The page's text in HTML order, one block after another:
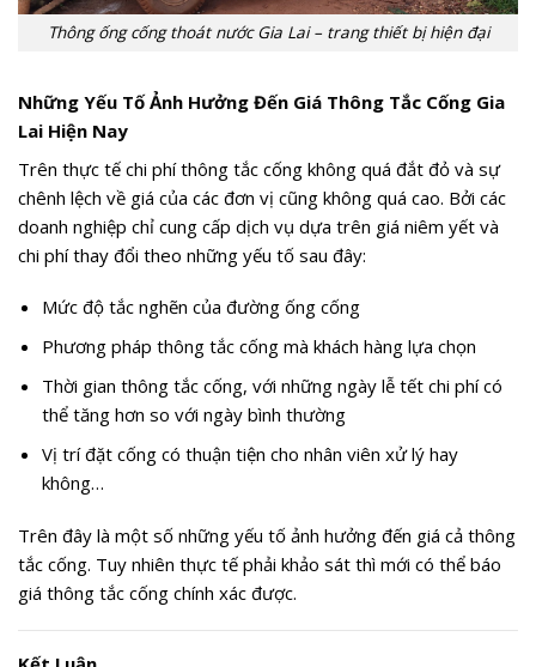
Thông ống cống thoát nước Gia Lai – trang thiết bị hiện đại
Những Yếu Tố Ảnh Hưởng Đến Giá Thông Tắc Cống Gia
Lai Hiện Nay
Trên thực tế chi phí thông tắc cống không quá đắt đỏ và sự
chênh lệch về giá của các đơn vị cũng không quá cao. Bởi các
doanh nghiệp chỉ cung cấp dịch vụ dựa trên giá niêm yết và
chi phí thay đổi theo những yếu tố sau đây:
Mức độ tắc nghẽn của đường ống cống
Phương pháp thông tắc cống mà khách hàng lựa chọn
Thời gian thông tắc cống, với những ngày lễ tết chi phí có
thể tăng hơn so với ngày bình thường
Vị trí đặt cống có thuận tiện cho nhân viên xử lý hay
không…
Trên đây là một số những yếu tố ảnh hưởng đến giá cả thông
tắc cống. Tuy nhiên thực tế phải khảo sát thì mới có thể báo
giá thông tắc cống chính xác được.